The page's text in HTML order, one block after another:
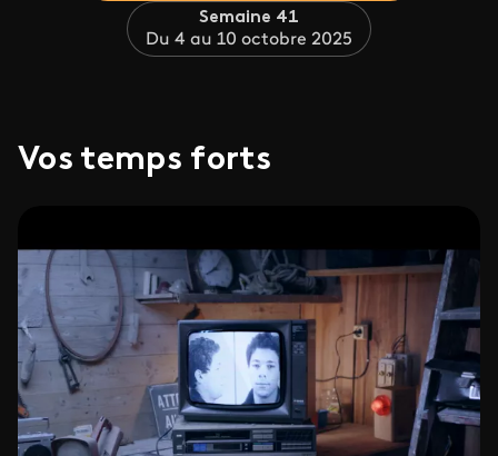
Semaine 41
Du 4 au 10 octobre 2025
Vos temps forts